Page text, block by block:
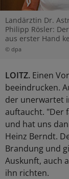
Landärztin Dr.
Philipp Rösler:
aus erster Hand
© dpa
LOITZ. Einen
beeindrucken.
der unerwartet
auftaucht. "Der
und hat uns
Heinz Berndt.
Brandung und
Auskunft, auch
ihn richten.